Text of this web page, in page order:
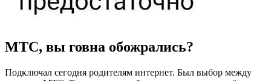
МТС, вы говна обожрались?
Подключал сегодня родителям интернет. Был выбор между